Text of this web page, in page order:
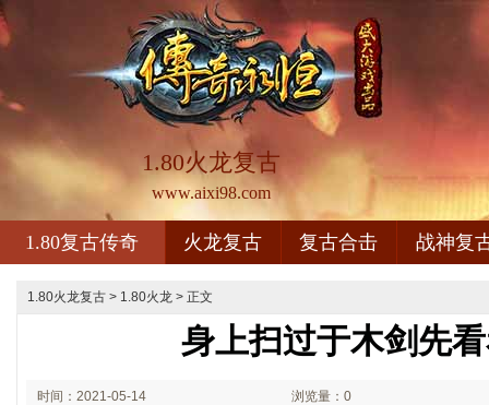
1.80火龙复古
www.aixi98.com
1.80复古传奇 火龙复古 复古合击 战神复
1.80火龙复古 > 1.80火龙 > 正文
身上扫过于木剑先
时间：2021-05-14 浏览量：0